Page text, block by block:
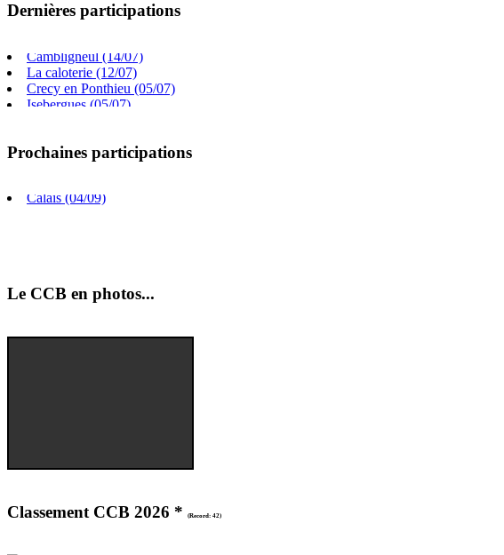
Dernières participations
Villers chatel (02/08)
La caloterie (12/07)
Crecy en Ponthieu (05/07)
Isebergues (05/07)
Beauchamp (05/07)
Prochaines participations
Saint Paul au bois (09/08)
Le CCB en photos...
Classement CCB 2026 * (Record: 42)